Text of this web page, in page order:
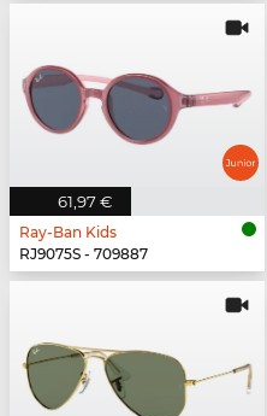
61,97 €
Ray-Ban Kids
RJ9075S - 709887